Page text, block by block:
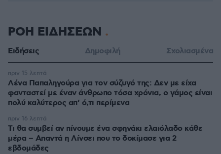
ΡΟΗ ΕΙΔΗΣΕΩΝ
Ειδήσεις Δημοφιλή Σχολιασμένα
Λένα Παπαληγούρα για τον σύζυγό της: Δεν με είχα
φανταστεί με έναν άνθρωπο τόσα χρόνια, ο γάμος είναι
πολύ καλύτερος απ’ ό,τι περίμενα
πριν 15 λεπτά
Τι θα συμβεί αν πίνουμε ένα σφηνάκι ελαιόλαδο κάθε
μέρα – Απαντά η Λίνσει που το δοκίμασε για 2
εβδομάδες
πριν 16 λεπτά